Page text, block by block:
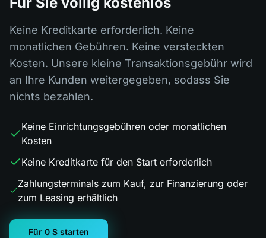
Keine Kreditkarte erforderlich. Keine
monatlichen Gebühren. Keine versteckten
Kosten. Unsere kleine Transaktionsgebühr wird
an Ihre Kunden weitergegeben, sodass Sie
nichts bezahlen.
Keine Einrichtungsgebühren oder monatlichen
Kosten
Keine Kreditkarte für den Start erforderlich
Zahlungsterminals zum Kauf, zur Finanzierung oder
zum Leasing erhältlich
Für 0 $ starten